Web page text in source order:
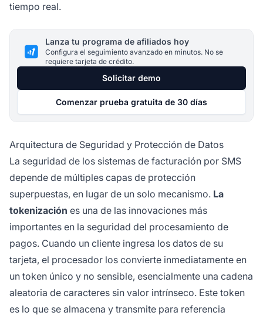
tiempo real.
Lanza tu programa de afiliados hoy
Configura el seguimiento avanzado en minutos. No se
requiere tarjeta de crédito.
Solicitar demo
Comenzar prueba gratuita de 30 días
Arquitectura de Seguridad y Protección de Datos
La seguridad de los sistemas de facturación por SMS
depende de múltiples capas de protección
superpuestas, en lugar de un solo mecanismo. La
tokenización es una de las innovaciones más
importantes en la seguridad del procesamiento de
pagos. Cuando un cliente ingresa los datos de su
tarjeta, el procesador los convierte inmediatamente en
un token único y no sensible, esencialmente una cadena
aleatoria de caracteres sin valor intrínseco. Este token
es lo que se almacena y transmite para referencia